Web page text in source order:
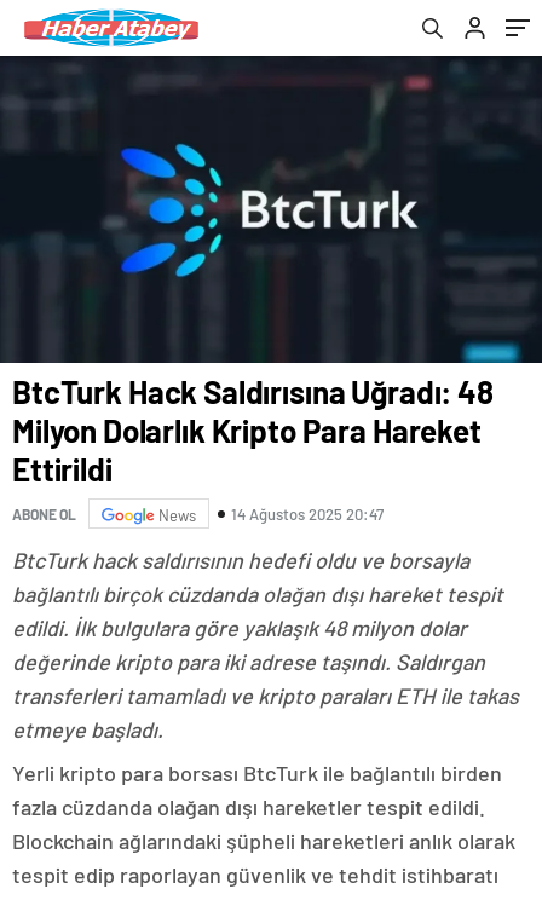
BtcTurk Hack Saldırısına Uğradı: 48
Milyon Dolarlık Kripto Para Hareket
Ettirildi
ABONE OL News 14 Ağustos 2025 20:47
BtcTurk hack saldırısının hedefi oldu ve borsayla
bağlantılı birçok cüzdanda olağan dışı hareket tespit
edildi. İlk bulgulara göre yaklaşık 48 milyon dolar
değerinde kripto para iki adrese taşındı. Saldırgan
transferleri tamamladı ve kripto paraları ETH ile takas
etmeye başladı.
Yerli kripto para borsası BtcTurk ile bağlantılı birden
fazla cüzdanda olağan dışı hareketler tespit edildi.
Blockchain ağlarındaki şüpheli hareketleri anlık olarak
tespit edip raporlayan güvenlik ve tehdit istihbaratı